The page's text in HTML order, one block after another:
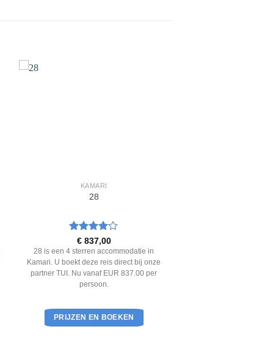
KAMARI
28
Waardering
4uit 5
€837,00
28 is een 4 sterren accommodatie in
Kamari. U boekt deze reis direct bij onze
partner TUI. Nu vanaf EUR 837.00 per
persoon.
PRIJZEN EN BOEKEN